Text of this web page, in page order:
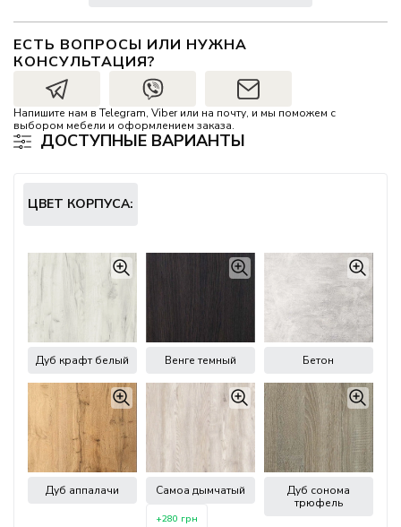
ЕСТЬ ВОПРОСЫ ИЛИ НУЖНА
КОНСУЛЬТАЦИЯ?
Напишите нам в Telegram, Viber или на почту, и мы поможем с
выбором мебели и оформлением заказа.
ДОСТУПНЫЕ ВАРИАНТЫ
ЦВЕТ КОРПУСА:
Дуб крафт белый Венге темный Бетон
Дуб аппалачи Самоа дымчатый
+280 грн
Дуб сонома
трюфель